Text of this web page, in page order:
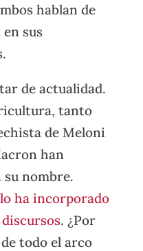
hablan de
sus
de actualidad.
tanto
de Meloni
han
nombre.
ha incorporado
. ¿Por
todo el arco